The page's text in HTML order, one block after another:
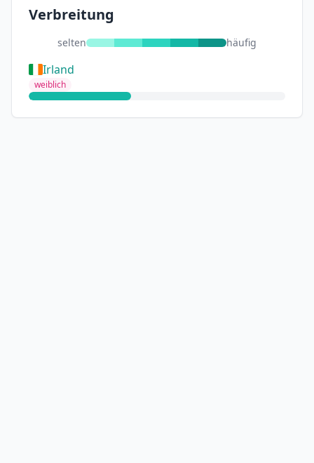
Verbreitung
selten häufig
Irland
weiblich